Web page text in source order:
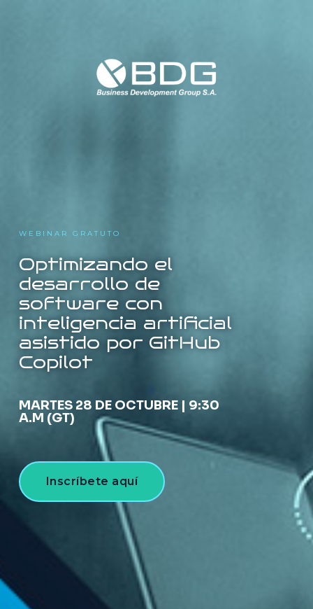
WEBINAR GRATUTO
Optimizando el
desarrollo de
software con
inteligencia artificial
asistido por GitHub
Copilot
MARTES 28 DE OCTUBRE | 9:30
A.M (GT)
Inscríbete aquí